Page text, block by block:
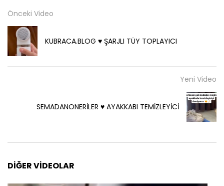
Önceki Video
KUBRACA.BLOG ♥️ ŞARJLI TÜY TOPLAYICI
Yeni Video
SEMADANONERİLER ♥️ AYAKKABI TEMİZLEYİCİ
DIĞER VIDEOLAR